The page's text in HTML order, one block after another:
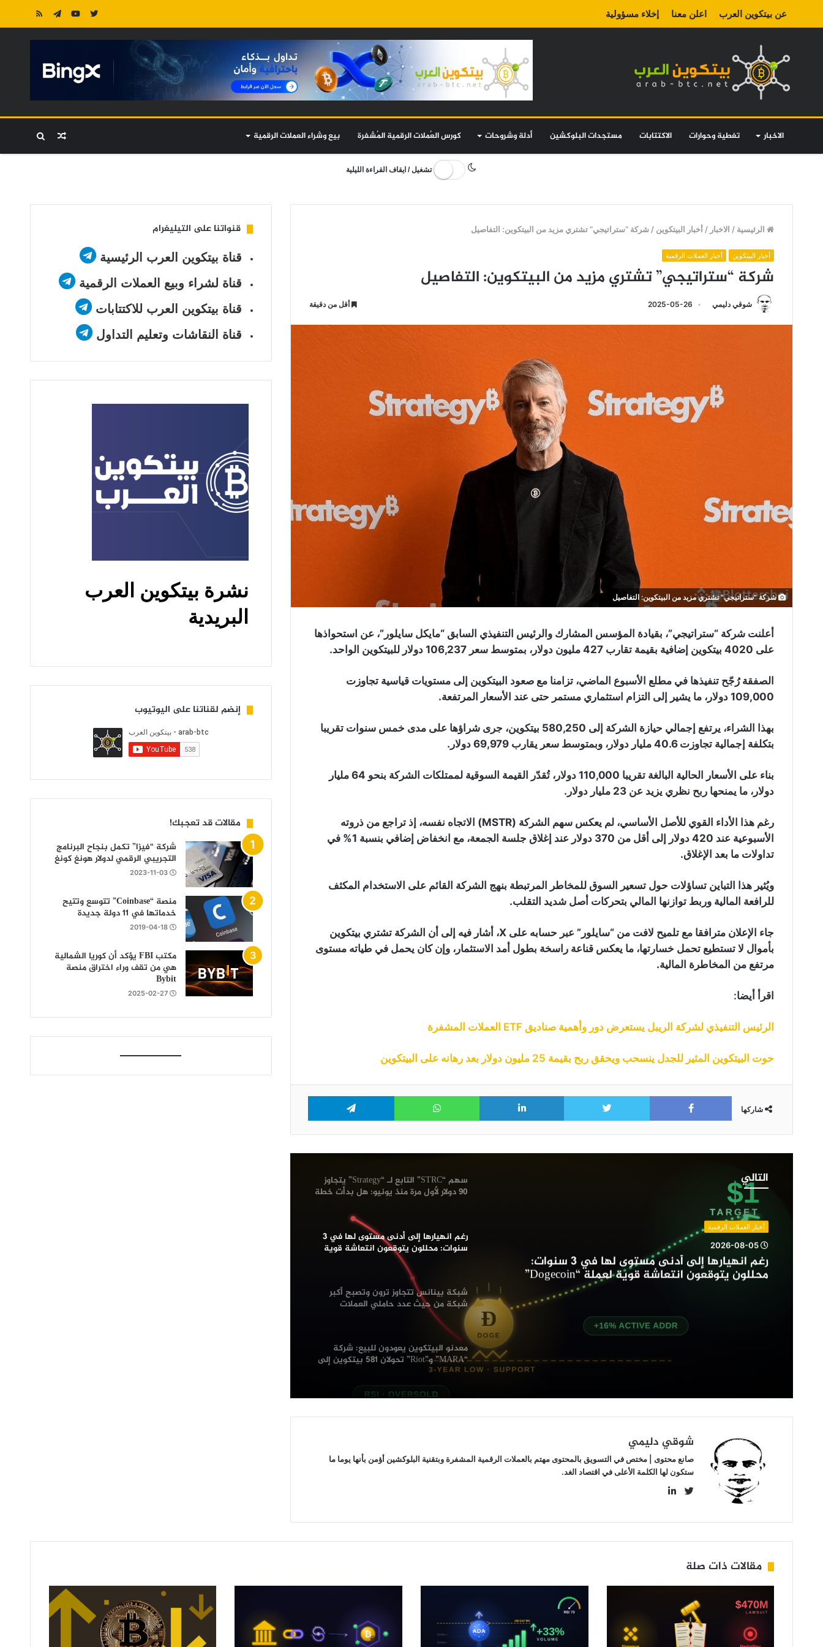
عن بيتكوين العرب اعلن معنا إخلاء مسؤولية
الاخبار تغطية وحوارات الاكتتابات مستجدات البلوكشين أدلة وشروحات كورس العُملات الرقمية المُشفرة بيع وشراء العملات الرقمية بحث مقال
تشغيل / ايقاف القراءة الليلية
الرئيسية / الاخبار / أخبار البيتكوين / شركة “ستراتيجي” تشتري مزيد من البيتكوين: التفاصيل
أخبار البيتكوين أخبار العملات الرقمية
شركة “ستراتيجي” تشتري مزيد من البيتكوين: التفاصيل
شوقي دليمي 2025-05-26 أقل من دقيقة
شركة "ستراتيجي" تشتري مزيد من البيتكوين: التفاصيل
أعلنت شركة “ستراتيجي”، بقيادة المؤسس المشارك والرئيس التنفيذي السابق “مايكل سايلور”، عن استحواذها
على 4020 بيتكوين إضافية بقيمة تقارب 427 مليون دولار، بمتوسط سعر 106,237 دولار للبيتكوين الواحد.
الصفقة رُجّح تنفيذها في مطلع الأسبوع الماضي، تزامنا مع صعود البيتكوين إلى مستويات قياسية تجاوزت
109,000 دولار، ما يشير إلى التزام استثماري مستمر حتى عند الأسعار المرتفعة.
بهذا الشراء، يرتفع إجمالي حيازة الشركة إلى 580,250 بيتكوين، جرى شراؤها على مدى خمس سنوات تقريبا
بتكلفة إجمالية تجاوزت 40.6 مليار دولار، وبمتوسط سعر يقارب 69,979 دولار.
بناء على الأسعار الحالية البالغة تقريبا 110,000 دولار، تُقدّر القيمة السوقية لممتلكات الشركة بنحو 64 مليار
دولار، ما يمنحها ربح نظري يزيد عن 23 مليار دولار.
رغم هذا الأداء القوي للأصل الأساسي، لم يعكس سهم الشركة (MSTR) الاتجاه نفسه، إذ تراجع من ذروته
الأسبوعية عند 420 دولار إلى أقل من 370 دولار عند إغلاق جلسة الجمعة، مع انخفاض إضافي بنسبة 1% في
تداولات ما بعد الإغلاق.
ويُثير هذا التباين تساؤلات حول تسعير السوق للمخاطر المرتبطة بنهج الشركة القائم على الاستخدام المكثف
للرافعة المالية وربط توازنها المالي بتحركات أصل شديد التقلب.
جاء الإعلان مترافقا مع تلميح لافت من “سايلور” عبر حسابه على X، أشار فيه إلى أن الشركة تشتري بيتكوين
بأموال لا تستطيع تحمل خسارتها، ما يعكس قناعة راسخة بطول أمد الاستثمار، وإن كان يحمل في طياته مستوى
مرتفع من المخاطرة المالية.
اقرأ أيضا:
الرئيس التنفيذي لشركة الريبل يستعرض دور وأهمية صناديق ETF العملات المشفرة
حوت البيتكوين المثير للجدل ينسحب ويحقق ربح بقيمة 25 مليون دولار بعد رهانه على البيتكوين
شاركها
Facebook
Twitter
LinkedIn
WhatsApp
Telegram
التالي
سنوات:
أخبار العملات الرقمية
2026-08-05
رغم انهيارها إلى أدنى مستوى لها في 3 سنوات:
محللون يتوقعون انتعاشة قوية لعملة “Dogecoin”
شبكة بينانس تتجاوز ترون وتصبح أكبر
شبكة من حيث عدد حاملي العملات
منصة “Uniswap” تطلق منصة جديدة
“مايكل سايلور” تؤتي ثمارها؟
رغم انهيارها إلى أدنى مستوى لها في 3
شبكة من حيث عدد حاملي العملات
الرقمية المستقرة
معدنو البيتكوين يعودون للبيع: شركة
منصة “Uniswap” تطلق منصة جديدة
تسمح بإطلاق العملات الرقمية على شبكة
سهم “STRC” التابع لـ “Strategy” يتجاوز
90 دولار لأول مرة منذ يونيو: هل بدأت خطة
“مايكل سايلور” تؤتي ثمارها؟
رغم انهيارها إلى أدنى مستوى لها في 3
سنوات: محللون يتوقعون انتعاشة قوية
شبكة بينانس تتجاوز ترون وتصبح أكبر
شبكة من حيث عدد حاملي العملات
الرقمية المستقرة
معدنو البيتكوين يعودون للبيع: شركة
“MARA” و”Riot” تحولان 581 بيتكوين إلى
منصات التداول
تسمح بإطلاق العملات الرقمية على شبكة
سهم “STRC” التابع لـ “Strategy” يتجاوز
لعملة “Dogecoin”
شوقي دليمي
صانع محتوى | مختص في التسويق بالمحتوى مهتم بالعملات الرقمية المشفرة وبتقنية البلوكشين أؤمن بأنها يوما ما
ستكون لها الكلمة الأعلى في اقتصاد الغد.
قنواتنا على التيليغرام
قناة بيتكوين العرب الرئيسية
قناة لشراء وبيع العملات الرقمية
قناة بيتكوين العرب للاكتتابات
قناة النقاشات وتعليم التداول
إنضم لقناتنا على اليوتيوب
مقالات قد تعجبك!
شركة “فيزا” تكمل بنجاح البرنامج
التجريبي الرقمي لدولار هونغ كونغ
2023-11-03
منصة “Coinbase” تتوسع وتتيح
خدماتها في 11 دولة جديدة
2019-04-18
مكتب FBI يؤكد أن كوريا الشمالية
هي من تقف وراء اختراق منصة
Bybit
2025-02-27
مقالات ذات صلة